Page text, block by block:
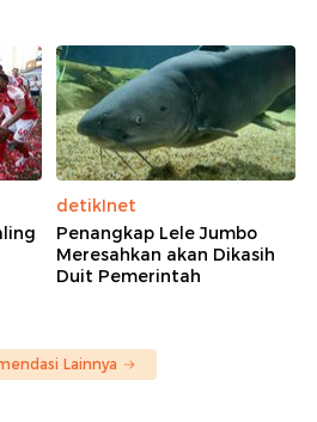
detikInet
Penangkap Lele Jumbo
Meresahkan akan Dikasih
Duit Pemerintah
Lainnya